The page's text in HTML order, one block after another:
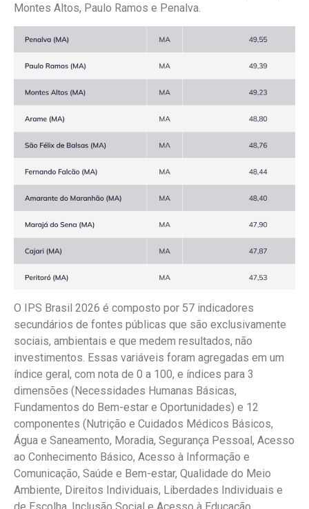
Montes Altos, Paulo Ramos e Penalva.
O IPS Brasil 2026 é composto por 57 indicadores
secundários de fontes públicas que são exclusivamente
sociais, ambientais e que medem resultados, não
investimentos. Essas variáveis foram agregadas em um
índice geral, com nota de 0 a 100, e índices para 3
dimensões (Necessidades Humanas Básicas,
Fundamentos do Bem-estar e Oportunidades) e 12
componentes (Nutrição e Cuidados Médicos Básicos,
Água e Saneamento, Moradia, Segurança Pessoal, Acesso
ao Conhecimento Básico, Acesso à Informação e
Comunicação, Saúde e Bem-estar, Qualidade do Meio
Ambiente, Direitos Individuais, Liberdades Individuais e